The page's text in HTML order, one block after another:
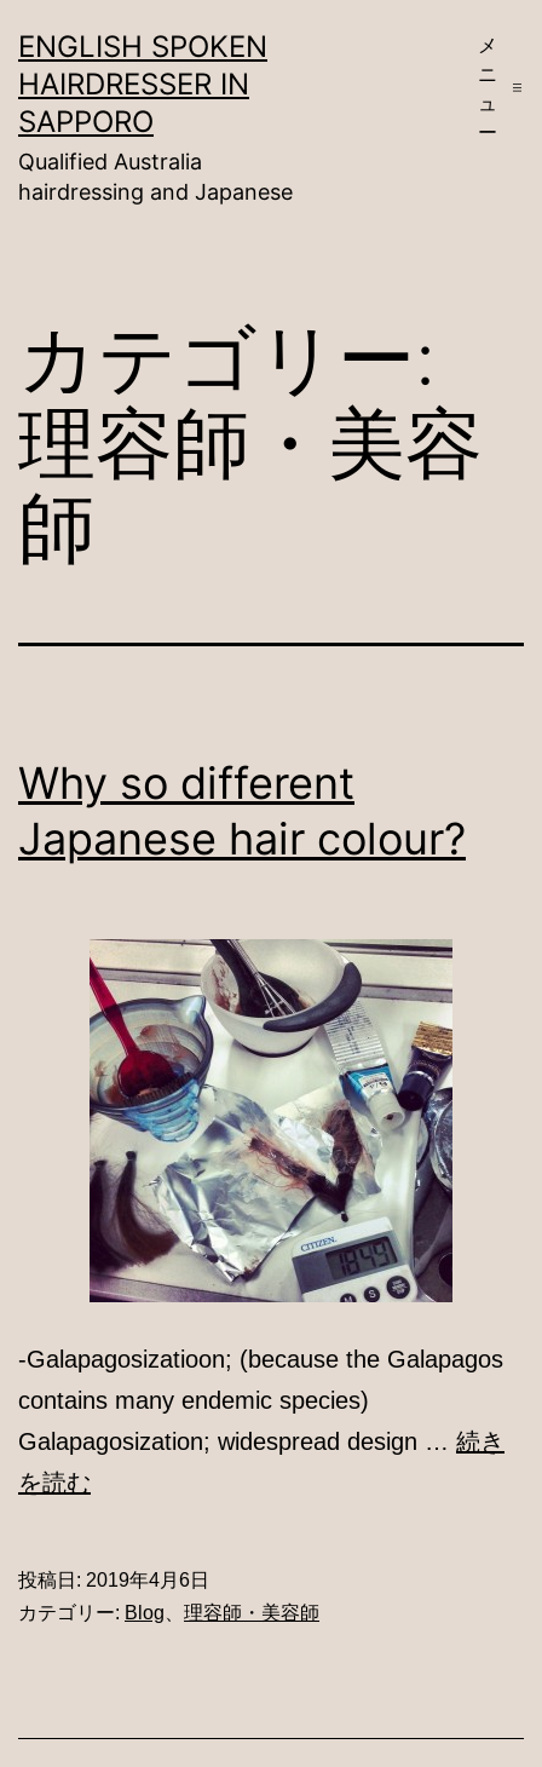
ン
テ
ン
ツ
ENGLISH SPOKEN
HAIRDRESSER IN
SAPPORO
Qualified Australia
hairdressing and Japanese
メ
ニ
ュ
ー
カテゴリー:
理容師・美容
師
Why so different
Japanese hair colour?
-Galapagosizatioon; (because the Galapagos
contains many endemic species)
Galapagosization; widespread design … 続き
を読む
Japanese
投稿日: 2019年4月6日
カテゴリー: Blog 理容師・美容師